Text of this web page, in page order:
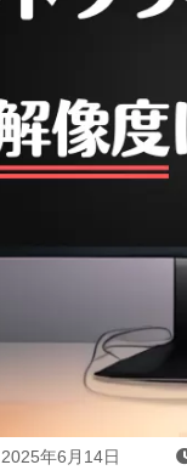
2025年6月14日